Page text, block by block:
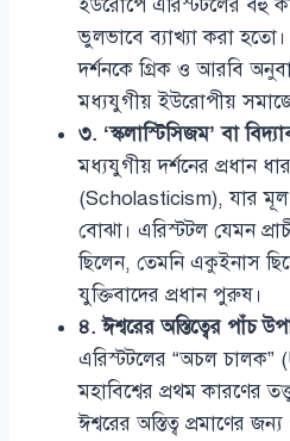
ইউরোপে এরিস্টটলের বহু
ভুলভাবে ব্যাখ্যা করা
দর্শনকে গ্রিক ও আরবি
মধ্যযুগীয় ইউরোপীয়
৩. ‘স্কলাস্টিসিজম’ বা
মধ্যযুগীয় দর্শনের প্রধান
(Scholasticism), যার মূল
বোঝা। এরিস্টটল যেমন
ছিলেন, তেমনি একুইনাস
যুক্তিবাদের প্রধান পুরুষ।
৪. ঈশ্বরের অস্তিত্বের পাঁচ
এরিস্টটলের “অচল
মহাবিশ্বের প্রথম কারণের
ঈশ্বরের অস্তিত্ব প্রমাণের